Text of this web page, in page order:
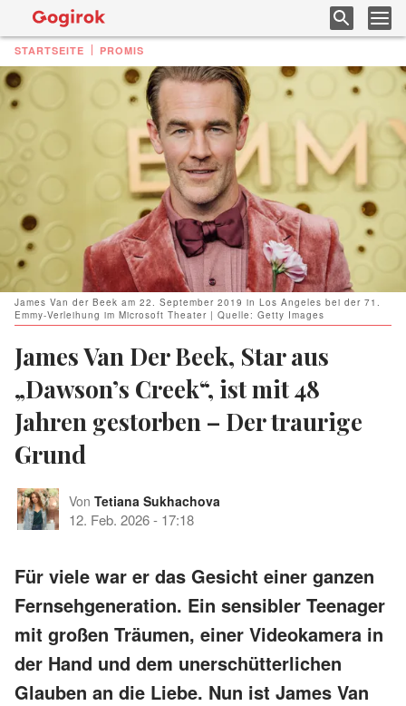
STARTSEITE PROMIS
James Van der Beek am 22. September 2019 in Los Angeles bei der 71.
Emmy-Verleihung im Microsoft Theater | Quelle: Getty Images
James Van Der Beek, Star aus
„Dawson’s Creek“, ist mit 48
Jahren gestorben – Der traurige
Grund
Von Tetiana Sukhachova
12. Feb. 2026- 17:18
Für viele war er das Gesicht einer ganzen
Fernsehgeneration. Ein sensibler Teenager
mit großen Träumen, einer Videokamera in
der Hand und dem unerschütterlichen
Glauben an die Liebe. Nun ist James Van